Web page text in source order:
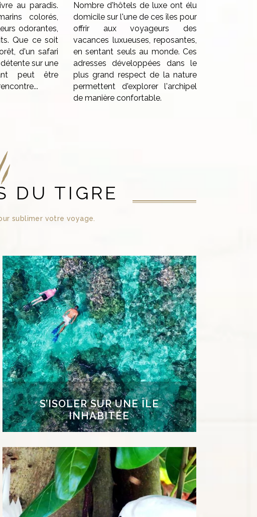
au paradis.
colorés,
odorantes,
Que ce soit
d'un safari
sur une
peut être
Nombre d'hôtels de luxe ont élu
domicile sur l'une de ces îles pour
offrir aux voyageurs des
vacances luxueuses, reposantes,
en sentant seuls au monde. Ces
adresses développées dans le
plus grand respect de la nature
permettent d'explorer l'archipel
de manière confortable.
DU TIGRE
sublimer votre voyage.
S’ISOLER SUR UNE ÎLE
INHABITÉE
S’ISOLER SUR UNE ÎLE
INHABITÉE
Tranquillité, calme et luxe vous attendent sur
l’atoll perdu de Cosmoledo. Cette île inhabitée
a tout pour vous accueillir dans le plus grand
confort et vous faire vivre un séjour intime et
exclusif. Pieds nus, en toute décontraction,
vous savourerez une expérience « Robinson
chic »: réveil face à une plage déserte, douche
avec pour voisin l’océan Indien, baignade
privilégiée avec les poissons colorés…
S’ENVOLER VERS L’ÎLE AUX
OISEAUX